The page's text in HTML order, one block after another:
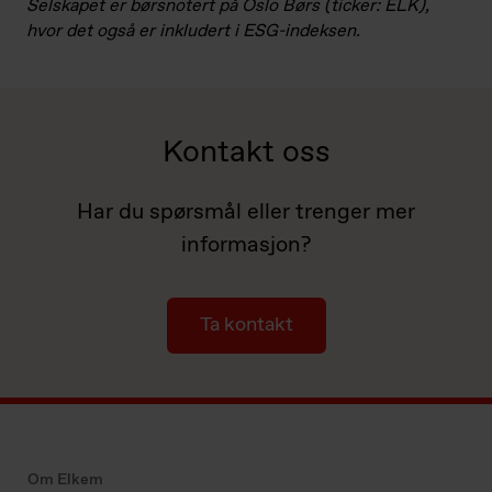
Selskapet er børsnotert på Oslo Børs (ticker: ELK),
hvor det også er inkludert i ESG-indeksen.
Kontakt oss
Har du spørsmål eller trenger mer
informasjon?
Ta kontakt
Om Elkem